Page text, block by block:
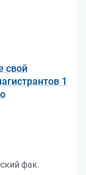
свой
1
фак.